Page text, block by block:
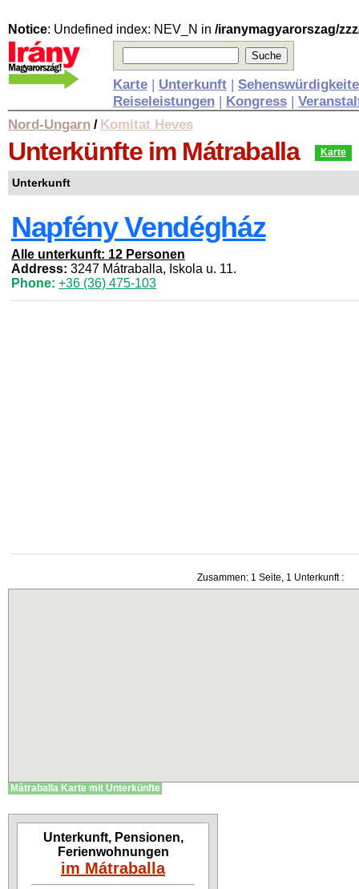
Notice: Undefined index: NEV_N in /iranymagyarorszag/
Karte| Unterkunft|
Reiseleistungen| Kongress|
Nord-Ungarn / Komitat Heves
Unterkünfte im Mátraballa Karte
Unterkunft
Napfény Vendégház
Alle unterkunft: 12 Personen
Address: 3247 Mátraballa, Iskola u. 11.
Phone: +36 (36) 475-103
Zusammen: 1 Seite, 1 Unterkunft :
Mátraballa Karte mit Unterkünfte
Unterkunft, Pensionen,
Ferienwohnungen
im Mátraballa